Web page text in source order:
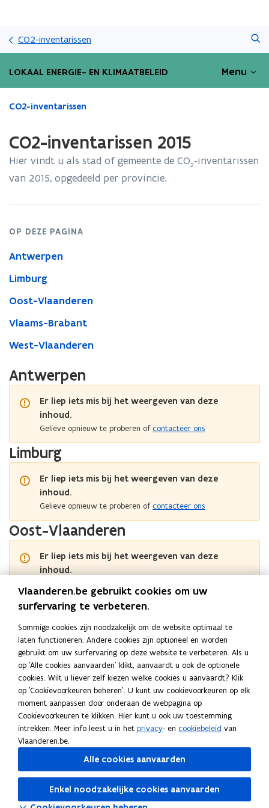
inhoud
gaan
CO2-inventarissen
LOKAAL ENERGIE- EN KLIMAATBELEID Menu
Gedaan
bevindt
op:
CO2-inventarissen
CO2-inventarissen 2015
Hier vindt u als stad of gemeente de CO2-inventarissen
van 2015, opgedeeld per provincie.
OP DEZE PAGINA
Antwerpen
Limburg
Oost-Vlaanderen
Vlaams-Brabant
West-Vlaanderen
Antwerpen
Er liep iets mis bij het weergeven van deze
inhoud.
Gelieve opnieuw te proberen ofcontacteer ons
Limburg
Er liep iets mis bij het weergeven van deze
inhoud.
Gelieve opnieuw te proberen ofcontacteer ons
Oost-Vlaanderen
Er liep iets mis bij het weergeven van deze
inhoud.
Vlaams-Brabant
Er liep iets mis bij het weergeven van deze
inhoud.
Gelieve opnieuw te proberen of contacteer ons
West-Vlaanderen
Er liep iets mis bij het weergeven van deze
inhoud.
Gelieve opnieuw te proberen of
Deel deze pagina
Vlaanderen.be gebruikt cookies om uw
surfervaring te verbeteren.
Sommige cookies zijn noodzakelijk om de website optimaal te
laten functioneren. Andere cookies zijn optioneel en worden
gebruikt om uw surfervaring op deze website te verbeteren. Als u
op 'Alle cookies aanvaarden' klikt, aanvaardt u ook de optionele
cookies. Wilt u liever zelf kiezen welke cookies u aanvaardt? Klik
op 'Cookievoorkeuren beheren'. U kunt uw cookievoorkeuren op elk
moment aanpassen door onderaan de webpagina op
Cookievoorkeuren te klikken. Hier kunt u ook uw toestemming
intrekken. Meer info leest u in het privacy- en cookiebeleid van
Vlaanderen.be.
Alle cookies aanvaarden
Enkel noodzakelijke cookies aanvaarden